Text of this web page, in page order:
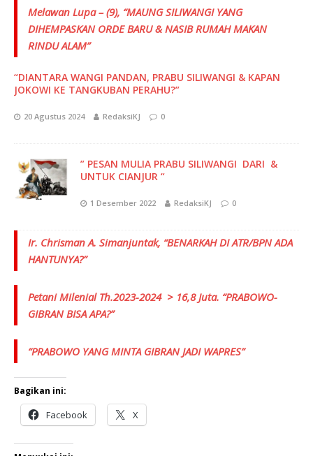
Melawan Lupa – (9), “MAUNG SILIWANGI YANG
DIHEMPASKAN ORDE BARU & NASIB RUMAH MAKAN
RINDU ALAM”
“DIANTARA WANGI PANDAN, PRABU SILIWANGI & KAPAN
JOKOWI KE TANGKUBAN PERAHU?”
20 Agustus 2024 RedaksiKJ 0
” PESAN MULIA PRABU SILIWANGI DARI &
UNTUK CIANJUR “
1 Desember 2022 RedaksiKJ 0
Ir. Chrisman A. Simanjuntak, “BENARKAH DI ATR/BPN ADA
HANTUNYA?”
Petani Milenial Th.2023-2024 > 16,8 Juta. “PRABOWO-
GIBRAN BISA APA?”
“PRABOWO YANG MINTA GIBRAN JADI WAPRES”
Bagikan ini:
Facebook X